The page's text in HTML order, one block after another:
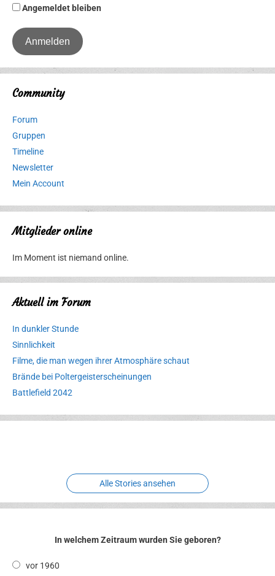
Angemeldet bleiben
Community
Forum
Gruppen
Timeline
Newsletter
Mein Account
Mitglieder online
Im Moment ist niemand online.
Aktuell im Forum
In dunkler Stunde
Sinnlichkeit
Filme, die man wegen ihrer Atmosphäre schaut
Brände bei Poltergeisterscheinungen
Battlefield 2042
Erlebnispark
Verbotene
Alle Stories ansehen
In welchem Zeitraum wurden Sie geboren?
vor 1960